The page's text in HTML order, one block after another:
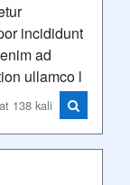
incididunt
ad
ullamco l
138 kali